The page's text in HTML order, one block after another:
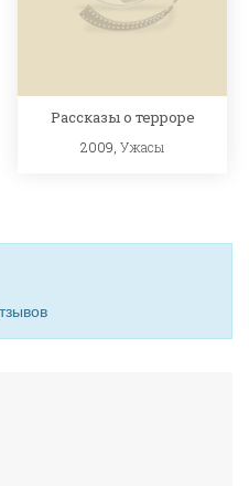
Рассказы о терроре
2009,Ужасы